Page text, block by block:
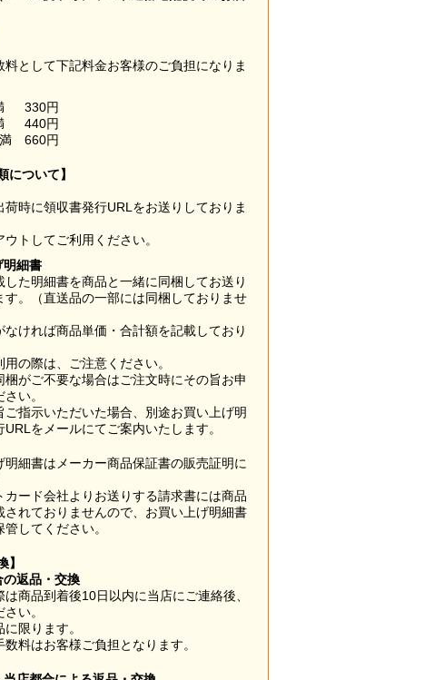
料として下記料金お客様のご負担になりま
330円
440円
660円
について】
荷時に領収書発行URLをお送りしておりま
ウトしてご利用ください。
明細書
した明細書を商品と一緒に同梱してお送り
す。（直送品の一部には同梱しておりませ
なければ商品単価・合計額を記載しており
用の際は、ご注意ください。
梱がご不要な場合はご注文時にその旨お申
い。
ご指示いただいた場合、別途お買い上げ明
URLをメールにてご案内いたします。
明細書はメーカー商品保証書の販売証明に
カード会社よりお送りする請求書には商品
されておりませんので、お買い上げ明細書
してください。
】
返品・交換
は商品到着後10日以内に当店にご連絡後、
い。
限ります。
料はお客様ご負担となります。